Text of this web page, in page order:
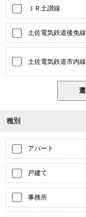
ＪＲ土讃線
土佐電気鉄道後免線
土佐電気鉄道市内線
種別
アパート
戸建て
事務所